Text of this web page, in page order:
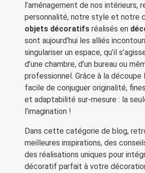
l’aménagement de nos intérieurs,
personnalité, notre style et notre
objets décoratifs réalisés en
sont aujourd’hui les alliés
singulariser un espace, qu’il
d’une chambre, d’un bureau ou
professionnel. Grâce à la découpe
facile de conjuguer originalité,
et adaptabilité sur-mesure : la
l’imagination !
Dans cette catégorie de blog,
meilleures inspirations, des
des réalisations uniques pour
décoratif parfait à votre